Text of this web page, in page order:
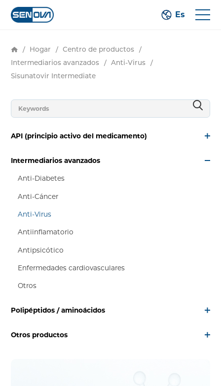
Es
/ Hogar / Centro de productos
/
Intermediarios avanzados
/ Anti-Virus
/
Sisunatovir Intermediate
API (principio activo del medicamento)
Intermediarios avanzados
Anti-Diabetes
Anti-Cáncer
Anti-Virus
Antiinflamatorio
Antipsicótico
Enfermedades cardiovasculares
Otros
Polipéptidos / aminoácidos
Otros productos